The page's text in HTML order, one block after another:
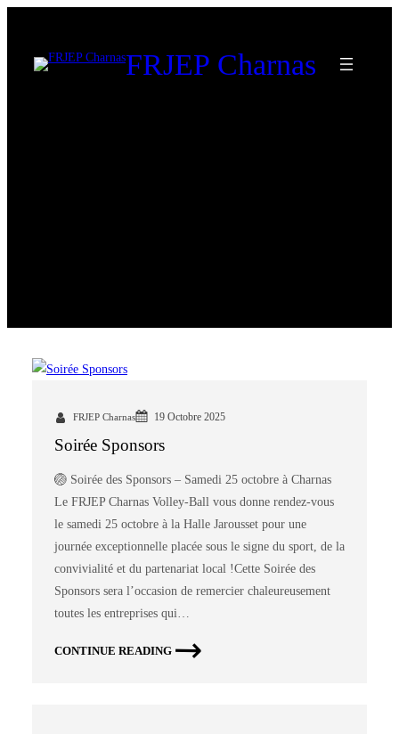
FRJEP Charnas
FRJEP Charnas 19 Octobre 2025
Soirée Sponsors
🏐 Soirée des Sponsors – Samedi 25 octobre à Charnas
Le FRJEP Charnas Volley-Ball vous donne rendez-vous
le samedi 25 octobre à la Halle Jarousset pour une
journée exceptionnelle placée sous le signe du sport, de la
convivialité et du partenariat local !Cette Soirée des
Sponsors sera l’occasion de remercier chaleureusement
toutes les entreprises qui…
CONTINUE READING